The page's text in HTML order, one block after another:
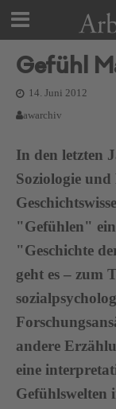
Gefühl
14. Juni 2012
awarchiv
In den letzten
Soziologie
"Gefühlen"
"Geschichte
geht es – zum
andere
eine
Gefühlswelten